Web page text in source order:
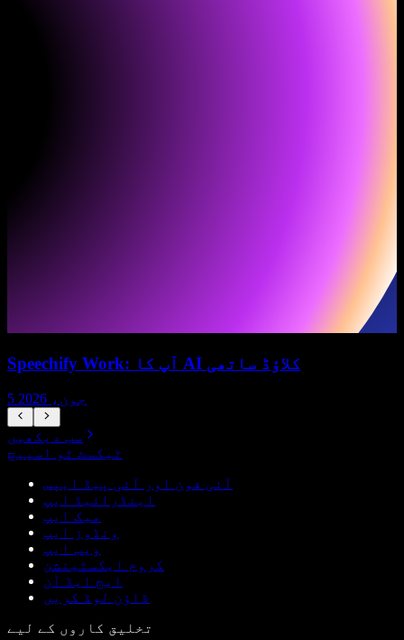
Speechify Work: آپ کا AI کلاؤڈ ساتھی
5 جون، 2026
سب دیکھیں
ٹیکسٹ ٹو اسپیچ
آئی فون اور آئی پیڈ ایپس
اینڈرائیڈ ایپ
میک ایپ
ونڈوز ایپ
ویب ایپ
کروم ایکسٹینشن
ایج ایڈ آن
ڈاؤن لوڈ کریں
تخلیق کاروں کے لیے